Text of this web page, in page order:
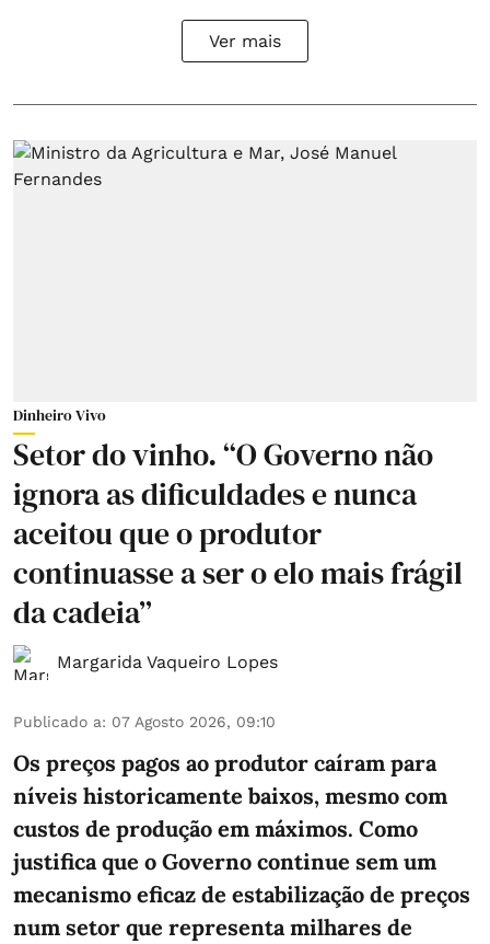
Ver mais
Dinheiro Vivo
Setor do vinho. “O Governo não
ignora as dificuldades e nunca
aceitou que o produtor
continuasse a ser o elo mais frágil
da cadeia”
Margarida Vaqueiro Lopes
Publicado a: 07 Agosto 2026, 09:10
Os preços pagos ao produtor caíram para
níveis historicamente baixos, mesmo com
custos de produção em máximos. Como
justifica que o Governo continue sem um
mecanismo eficaz de estabilização de preços
num setor que representa milhares de